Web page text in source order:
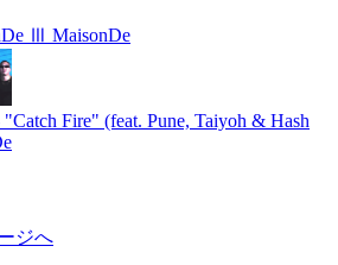
Ⅲ MaisonDe
Fire" (feat. Pune, Taiyoh & Hash
ジへ